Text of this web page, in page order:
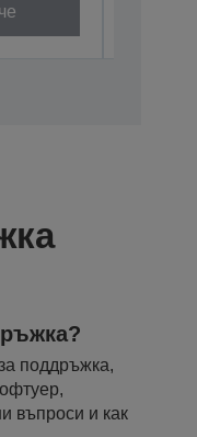
поддръжка,
въпроси и как